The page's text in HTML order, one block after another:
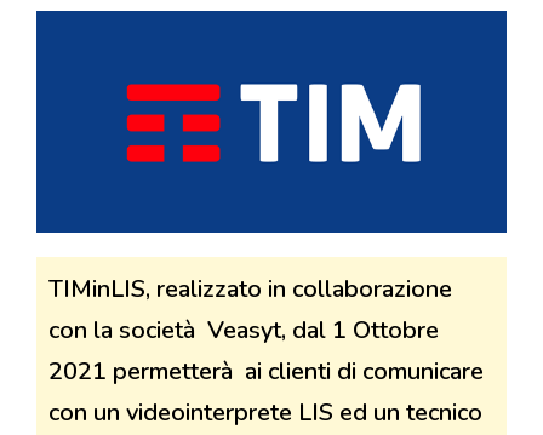
TIMinLIS, realizzato in collaborazione
con la società Veasyt, dal 1 Ottobre
2021 permetterà ai clienti di comunicare
con un videointerprete LIS ed un tecnico